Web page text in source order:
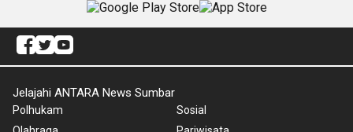
Jelajahi ANTARA News Sumbar
Polhukam
Sosial